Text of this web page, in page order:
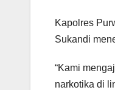
Kapolres
Sukandi
“Kami
narkotika di